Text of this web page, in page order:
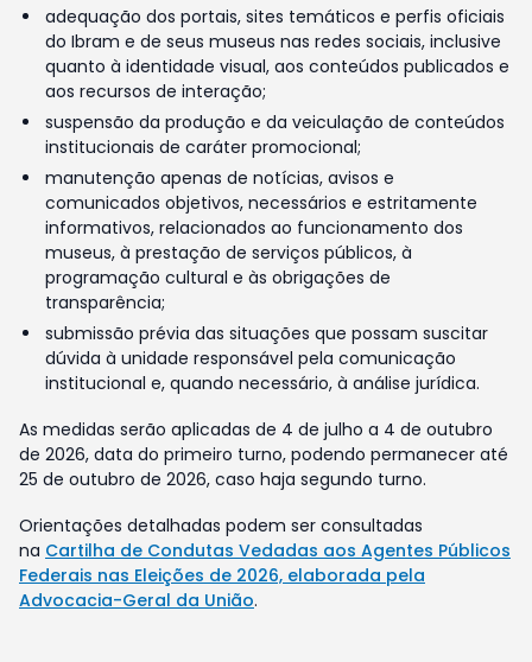
adequação dos portais, sites temáticos e perfis oficiais
do Ibram e de seus museus nas redes sociais, inclusive
quanto à identidade visual, aos conteúdos publicados e
aos recursos de interação;
suspensão da produção e da veiculação de conteúdos
institucionais de caráter promocional;
manutenção apenas de notícias, avisos e
comunicados objetivos, necessários e estritamente
informativos, relacionados ao funcionamento dos
museus, à prestação de serviços públicos, à
programação cultural e às obrigações de
transparência;
submissão prévia das situações que possam suscitar
dúvida à unidade responsável pela comunicação
institucional e, quando necessário, à análise jurídica.
As medidas serão aplicadas de 4 de julho a 4 de outubro
de 2026, data do primeiro turno, podendo permanecer até
25 de outubro de 2026, caso haja segundo turno.
Orientações detalhadas podem ser consultadas
na Cartilha de Condutas Vedadas aos Agentes Públicos
Federais nas Eleições de 2026, elaborada pela
Advocacia-Geral da União.